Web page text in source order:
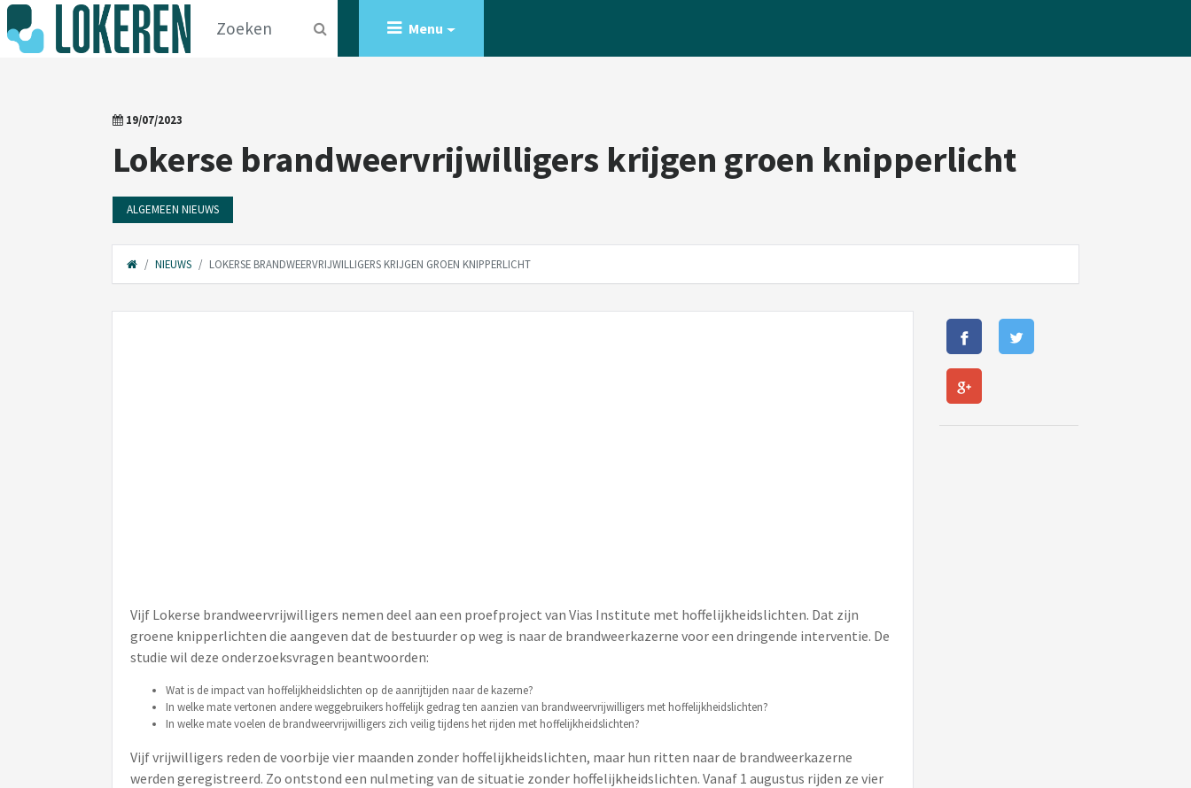
Menu
19/07/2023
Lokerse brandweervrijwilligers krijgen groen knipperlicht
ALGEMEEN NIEUWS
NIEUWS LOKERSE BRANDWEERVRIJWILLIGERS KRIJGEN GROEN KNIPPERLICHT
Vijf Lokerse brandweervrijwilligers nemen deel aan een proefproject van Vias Institute met hoffelijkheidslichten. Dat zijn
groene knipperlichten die aangeven dat de bestuurder op weg is naar de brandweerkazerne voor een dringende interventie. De
studie wil deze onderzoeksvragen beantwoorden:
Wat is de impact van hoffelijkheidslichten op de aanrijtijden naar de kazerne?
In welke mate vertonen andere weggebruikers hoffelijk gedrag ten aanzien van brandweervrijwilligers met hoffelijkheidslichten?
In welke mate voelen de brandweervrijwilligers zich veilig tijdens het rijden met hoffelijkheidslichten?
Vijf vrijwilligers reden de voorbije vier maanden zonder hoffelijkheidslichten, maar hun ritten naar de brandweerkazerne
werden geregistreerd. Zo ontstond een nulmeting van de situatie zonder hoffelijkheidslichten. Vanaf 1 augustus rijden ze vier